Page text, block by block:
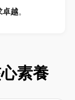
卓越。
素養